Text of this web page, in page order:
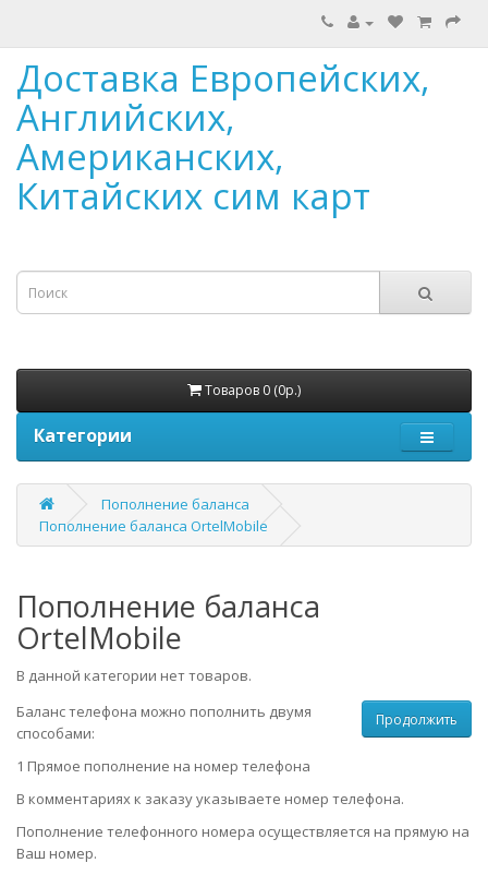
Доставка Европейских,
Английских,
Американских,
Китайских сим карт
Товаров 0 (0р.)
Категории
Пополнение баланса
Пополнение баланса OrtelMobile
Пополнение баланса
OrtelMobile
В данной категории нет товаров.
Продолжить
Баланс телефона можно пополнить двумя
способами:
1 Прямое пополнение на номер телефона
В комментариях к заказу указываете номер телефона.
Пополнение телефонного номера осуществляется на прямую на
Ваш номер.